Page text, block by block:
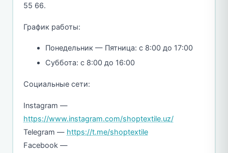
55 66.
График работы:
Понедельник — Пятница: с 8:00 до 17:00
Суббота: с 8:00 до 16:00
Социальные сети:
Instagram —
https://www.instagram.com/shoptextile.uz/
Telegram — https://t.me/shoptextile
Facebook —